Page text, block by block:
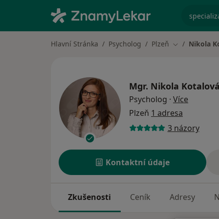
Hlavní Stránka Psycholog Plzeň Změna města
Nikola
Mgr. Nikola
Psycholog · Více
Plzeň 1 adresa
3 názory
Kontaktní údaje
Zkušenosti Ceník Adresy